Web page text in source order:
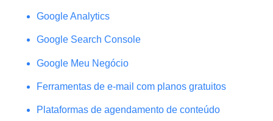
Google Analytics
Google Search Console
Google Meu Negócio
Ferramentas de e-mail com planos gratuitos
Plataformas de agendamento de conteúdo